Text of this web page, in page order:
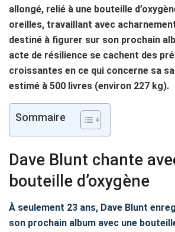
allongé, relié à une bouteille
oreilles, travaillant avec
destiné à figurer sur son prochain
acte de résilience se cachent des
croissantes en ce qui concerne sa
estimé à 500 livres (environ 227 kg).
Sommaire
Dave Blunt chante
bouteille d’oxygène
À seulement 23 ans, Dave Blunt
son prochain album avec une